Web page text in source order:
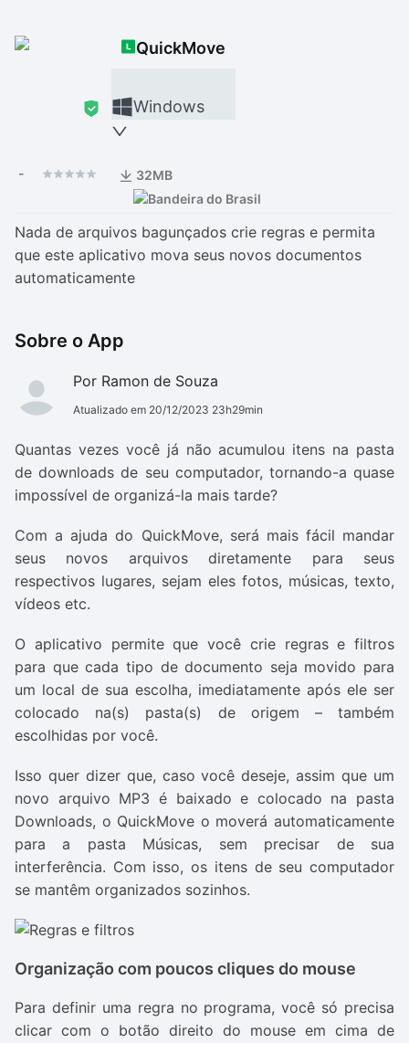
QuickMove
Windows
- 32MB
Nada de arquivos bagunçados crie regras e permita
que este aplicativo mova seus novos documentos
automaticamente
Sobre o App
Por Ramon de Souza
Atualizado em 20/12/2023 23h29min
Quantas vezes você já não acumulou itens na pasta
de downloads de seu computador, tornando-a quase
impossível de organizá-la mais tarde?
Com a ajuda do QuickMove, será mais fácil mandar
seus novos arquivos diretamente para seus
respectivos lugares, sejam eles fotos, músicas, texto,
vídeos etc.
O aplicativo permite que você crie regras e filtros
para que cada tipo de documento seja movido para
um local de sua escolha, imediatamente após ele ser
colocado na(s) pasta(s) de origem – também
escolhidas por você.
Isso quer dizer que, caso você deseje, assim que um
novo arquivo MP3 é baixado e colocado na pasta
Downloads, o QuickMove o moverá automaticamente
para a pasta Músicas, sem precisar de sua
interferência. Com isso, os itens de seu computador
se mantêm organizados sozinhos.
Organização com poucos cliques do mouse
Para definir uma regra no programa, você só precisa
clicar com o botão direito do mouse em cima de